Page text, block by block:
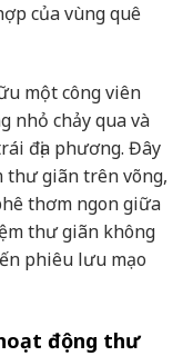
của vùng quê
một công viên
nhỏ chảy qua và
địa phương. Đây
thư giãn trên võng,
thơm ngon giữa
thư giãn không
phiêu lưu mạo
động thư